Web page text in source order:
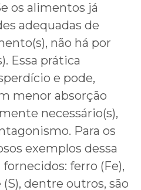
os alimentos já
adequadas de
não há por
Essa prática
e pode,
menor absorção
necessário(s),
Para os
exemplos dessa
ferro (Fe),
dentre outros, são